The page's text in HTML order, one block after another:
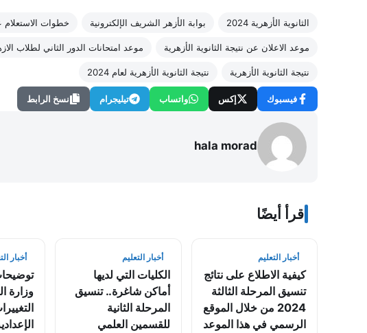
الثانوية الأزهرية 2024 بوابة الأزهر الشريف الإلكترونية خطوات الاستعلام
موعد الاعلان عن نتيجة الثانوية الأزهرية موعد امتحانات الدور الثاني لطلاب
نتيجة الثانوية الأزهرية نتيجة الثانوية الأزهرية لعام 2024
فيسبوك إكس واتساب تيليجرام نسخ الرابط
hala morad
اقرأ أيضًا
أخبار التعليم
كيفية الاطلاع على نتائج
تنسيق المرحلة الثالثة
2024 من خلال الموقع
الرسمي في هذا الموعد
أخبار التعليم
الكليات التي لديها
أماكن شاغرة.. تنسيق
المرحلة الثانية
للقسمين العلمي
أخبار
وزارة